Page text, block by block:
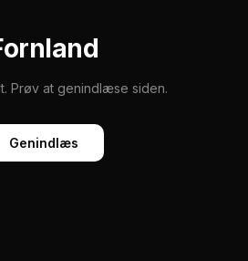
Prøv at genindlæse siden.
Genindlæs